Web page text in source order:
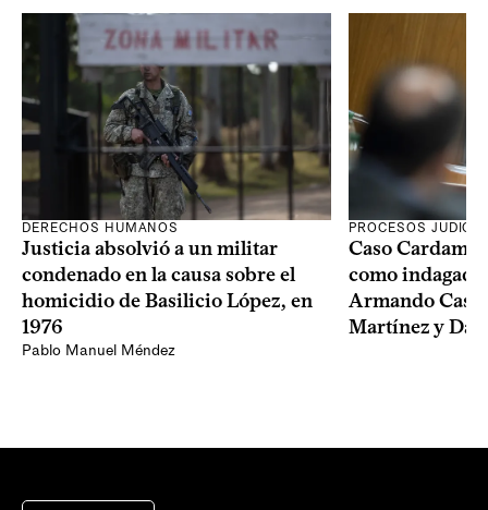
DERECHOS HUMANOS
Justicia absolvió a un militar
condenado en la causa sobre el
homicidio de Basilicio López, en
1976
Pablo Manuel Méndez
PROCESOS
Caso
como
Armando
Martínez y